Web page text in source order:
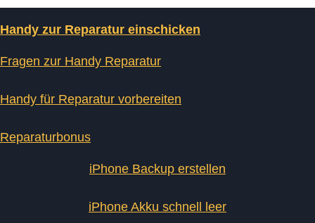
Handy zur Reparatur einschicken
Fragen zur Handy Reparatur
Handy für Reparatur vorbereiten
Reparaturbonus
iPhone Backup erstellen
iPhone Akku schnell leer